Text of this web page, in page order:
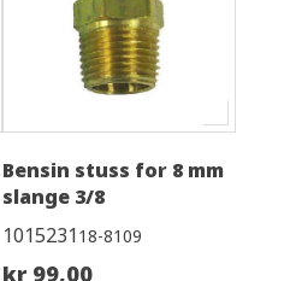
Bensin stuss for 8 mm
slange 3/8
101523118-8109
kr 99,00